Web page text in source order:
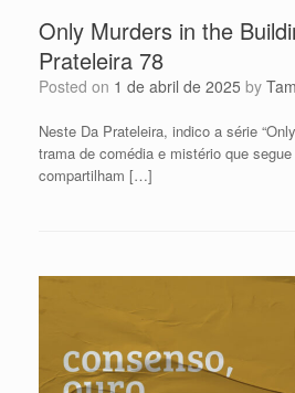
Only Murders in the
Prateleira 78
Posted on 1 de abril de 2025 by
Neste Da Prateleira, indico a série
trama de comédia e mistério que
compartilham […]